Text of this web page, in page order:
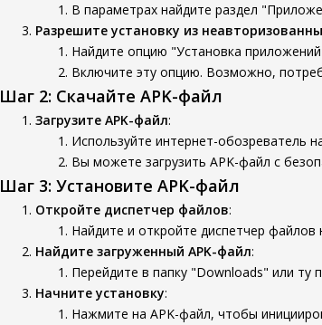
В параметрах найдите раздел
Разрешите установку из
Найдите опцию "Установка
Включите эту опцию. Возможно,
Шаг 2: Скачайте APK-файл
Загрузите APK-файл:
Используйте интернет-обозреватель
Вы можете загрузить APK-файл с
Шаг 3: Установите APK-файл
Откройте диспетчер файлов:
Найдите и откройте диспетчер файлов
Найдите загруженный APK-файл:
Перейдите в папку "Downloads" или ту
Начните установку:
Нажмите на APK-файл, чтобы